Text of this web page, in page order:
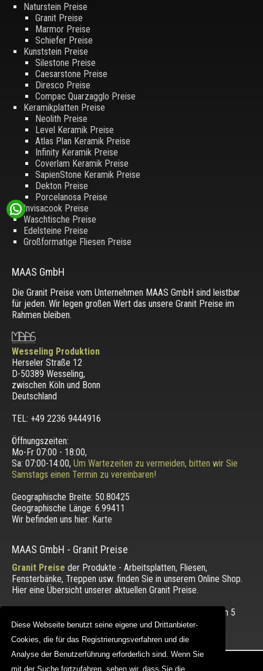
Diese Webseite benutzt seine eigene und Drittanbieter-
Cookies, die für das Registrierungsverfahren und die
Analyse der Benutzerführung erforderlich sind. Wenn Sie
mit der Suche fortzufahren, sehen wir, dass Sie die
Diese Webseite benutzt seine eigene und Drittanbieter-
Cookies, die für das Registrierungsverfahren und die
Analyse der Benutzerführung erforderlich sind. Wenn Sie
mit der Suche fortzufahren, sehen wir, dass Sie die
Naturstein Preise
Granit Preise
Marmor Preise
Schiefer Preise
Kunststein Preise
Silestone Preise
Caesarstone Preise
Diresco Preise
Compac Quarzagglo Preise
Keramikplatten Preise
Neolith Preise
Level Keramik Preise
Atlas Plan Keramik Preise
Infinity Keramik Preise
Coverlam Keramik Preise
SapienStone Keramik Preise
Dekton Preise
Porcelanosa Preise
Invisacook Preise
Waschtische Preise
Edelsteine Preise
Großformatige Fliesen Preise
MAAS GmbH
Die Granit Preise vom Unternehmen MAAS GmbH sind leistbar
für jeden. Wir legen großen Wert das unsere Granit Preise im
Rahmen bleiben.
Wesseling Produktion
Herseler Straße 12
D-50389 Wesseling,
zwischen Köln und Bonn
Deutschland
TEL: +49 2236 9444916
Öffnungszeiten:
Mo-Fr 07:00 - 18:00,
Sa: 07:00-14:00, Um Wartezeiten zu vermeiden, bitten wir Sie
Samstags einen Termin zu vereinbaren!
Geographische Breite: 50.80425
Geographische Länge: 6.99411
Wir befinden uns hier: Karte
MAAS GmbH - Granit Preise
Granit Preise der Produkte - Arbeitsplatten, Fliesen,
Fensterbänke, Treppen usw. finden Sie in unserem Online Shop.
Hier eine Übersicht unserer aktuellen Granit Preise.
Die Bewertung unserer Kunden mit einem Durchschnitt von 5
von 5 Punkten.
Copyright © 2012 - 2026 |